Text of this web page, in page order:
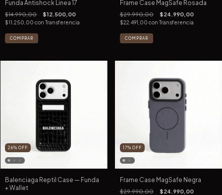
Funda Antishock Linea 17
$14.990,00 $12.500,00
$11.250,00 con Transferencia
COMPRAR
Frame Case MagSafe Rosada
$29.990,00 $24.990,00
$22.491,00 con Transferencia
COMPRAR
26% OFF
Balenciaga Reptil Case — Funda
+ Wallet
17% OFF
Frame Case MagSafe Negra
$29.990,00 $24.990,00